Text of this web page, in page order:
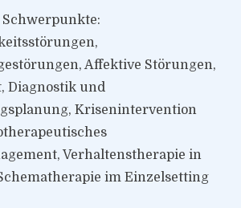
Affektive Störungen,
Diagnostik und
Krisenintervention
Verhaltenstherapie in
im Einzelsetting